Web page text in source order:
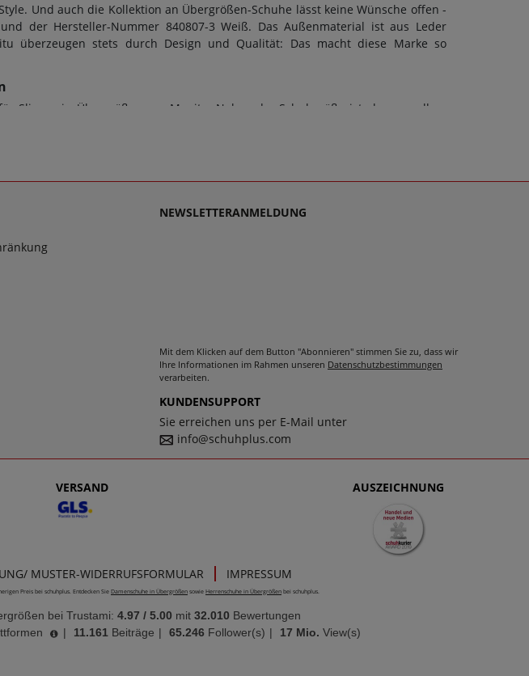
Und auch die Kollektion an Übergrößen-Schuhe lässt keine Wünsche offen -
der Hersteller-Nummer 840807-3 Weiß. Das Außenmaterial ist aus Leder
überzeugen stets durch Design und Qualität: Das macht diese Marke so
Slipper in Übergrößen von Manitu. Neben der Schuhgröße ist aber vor allem
echten Trageerlebnis werden.NEWSLETTERANMELDUNG
Mit dem Klicken auf dem Button "Abonnieren" stimmen Sie zu, dass wir
Ihre Informationen im Rahmen unseren Datenschutzbestimmungen
verarbeiten.
KUNDENSUPPORT
Sie erreichen uns per E-Mail unter
info@schuhplus.com
VERSAND AUSZEICHNUNG
MUSTER-WIDERRUFSFORMULAR IMPRESSUM
Preis bei schuhplus. Entdecken Sie Damenschuhe in Übergrößen sowie Herrenschuhe in Übergrößen bei schuhplus.
bei Trustami: 4.97 / 5.00 mit 32.010 Bewertungen
| 11.161 Beiträge | 65.246 Follower(s) | 17 Mio. View(s)